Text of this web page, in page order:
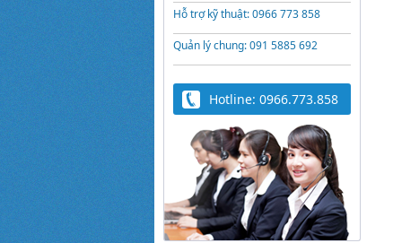
Hỗ trợ kỹ thuật: 0966 773 858
Quản lý chung: 091 5885 692
Hotline: 0966.773.858